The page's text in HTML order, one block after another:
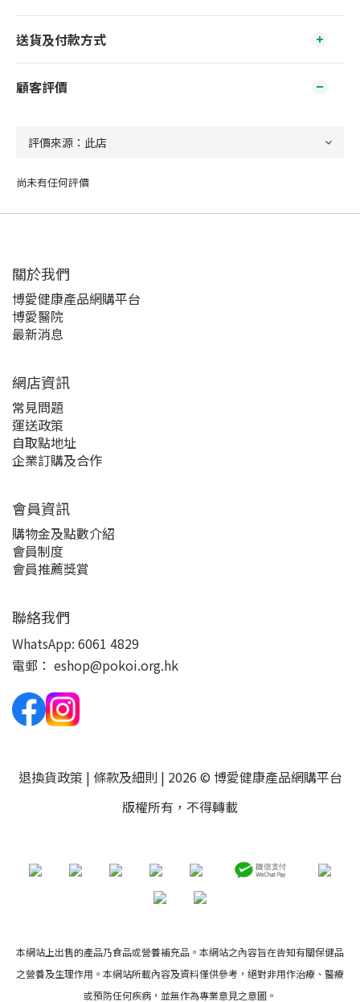
送貨及付款方式
顧客評價
尚未有任何評價
關於我們‎
博愛健康產品網購平台
博愛醫院
最新消息
網店資訊
常見問題
運送政策
自取點地址
企業訂購及合作
會員資訊
購物金及點數介紹
會員制度
會員推薦獎賞
聯絡我們
WhatsApp: 6061 4829
電郵： eshop@pokoi.org.hk
退換貨政策 | 條款及細則 | 2026 © 博愛健康產品網購平台
版權所有，不得轉載
本網站上出售的產品乃食品或營養補充品。本網站之內容旨在告知有關保健品
之營養及生理作用。本網站所載內容及資料僅供參考，絕對非用作治療、醫療
或預防任何疾病，並無作為專業意見之意圖。